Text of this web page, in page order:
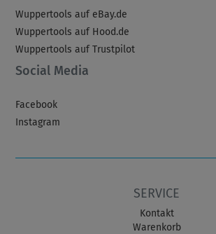
Wuppertools auf eBay.de
Wuppertools auf Hood.de
Wuppertools auf Trustpilot
Social Media
Facebook
Instagram
SERVICE
Kontakt
Warenkorb